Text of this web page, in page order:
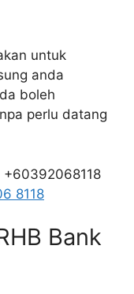
untuk
anda
boleh
perlu datang
+60392068118
8118
Bank